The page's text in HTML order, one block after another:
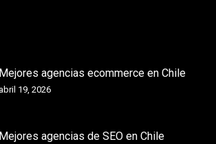
Mejores agencias ecommerce en Chile
19, 2026
Mejores agencias de SEO en Chile